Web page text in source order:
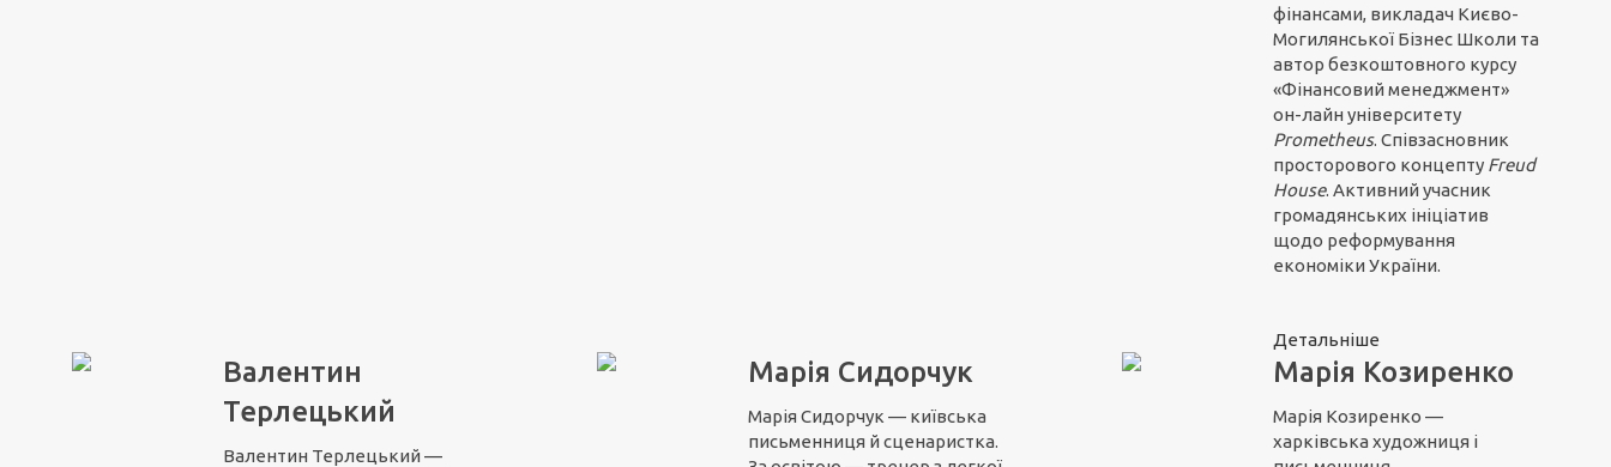
фінансами, викладач Києво-
Могилянської Бізнес Школи та
автор безкоштовного курсу
«Фінансовий менеджмент»
он-лайн університету
Prometheus. Співзасновник
просторового концепту Freud
House. Активний учасник
громадянських ініціатив
щодо реформування
економіки України.
Детальніше
Валентин
Терлецький
Валентин Терлецький —
Марія Сидорчук
Марія Сидорчук — київська
письменниця й сценаристка.
Марія Козиренко
Марія Козиренко —
харківська художниця і